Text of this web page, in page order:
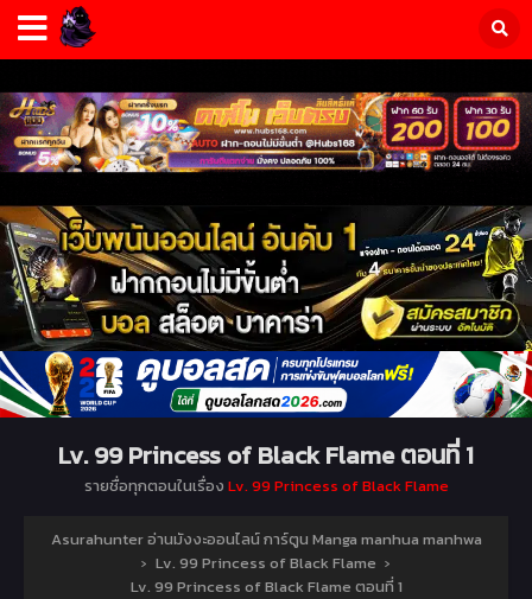
Lv. 99 Princess of Black Flame ตอนที่ 1
รายชื่อทุกตอนในเรื่อง Lv. 99 Princess of Black Flame
Asurahunter อ่านมังงะออนไลน์ การ์ตูน Manga manhua manhwa
› Lv. 99 Princess of Black Flame ›
Lv. 99 Princess of Black Flame ตอนที่ 1